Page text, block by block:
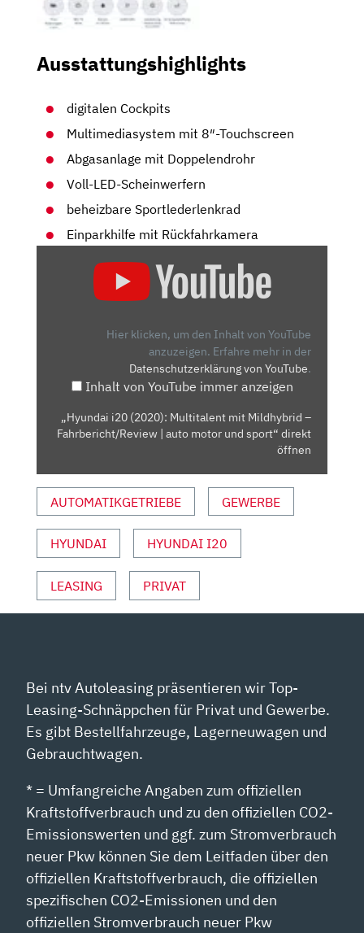
Ausstattungshighlights
digitalen Cockpits
Multimediasystem mit 8″-Touchscreen
Abgasanlage mit Doppelendrohr
Voll-LED-Scheinwerfern
beheizbare Sportlederlenkrad
Einparkhilfe mit Rückfahrkamera
FAHRBERICHT/REVIEW
AUTO
SPORT“
VON
YOUTUBE
ANZEIGEN
Hier klicken, um den Inhalt von YouTube
anzuzeigen. Erfahre mehr in der
Datenschutzerklärung von YouTube.
Inhalt von YouTube immer anzeigen
„Hyundai i20 (2020): Multitalent mit Mildhybrid –
Fahrbericht/Review | auto motor und sport“ direkt
öffnen
AUTOMATIKGETRIEBE GEWERBE
HYUNDAI HYUNDAI I20
LEASING PRIVAT
Bei ntv Autoleasing präsentieren wir Top-
Leasing-Schnäppchen für Privat und Gewerbe.
Es gibt Bestellfahrzeuge, Lagerneuwagen und
Gebrauchtwagen.
* = Umfangreiche Angaben zum offiziellen
Kraftstoffverbrauch und zu den offiziellen CO2-
Emissionswerten und ggf. zum Stromverbrauch
neuer Pkw können Sie dem Leitfaden über den
offiziellen Kraftstoffverbrauch, die offiziellen
spezifischen CO2-Emissionen und den
offiziellen Stromverbrauch neuer Pkw